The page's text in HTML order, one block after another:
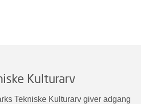
Kulturarv
Tekniske Kulturarv giver adgang